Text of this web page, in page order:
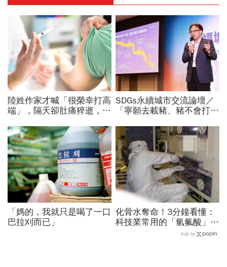
陸姓作家才喊「很榮幸打高
端」，隔天卻肚痛猝逝，來
會運動
SDGs永續城市交流論壇／
「寧願去載豬、豬不會打
桃園市4大倡議，重構公共
運輸DNA
「媽的，我就只是喝了一口
巴拉刈而已」
化骨水奪命！3分鐘看懂：
科技業常用的「氫氟酸」，
Ads by